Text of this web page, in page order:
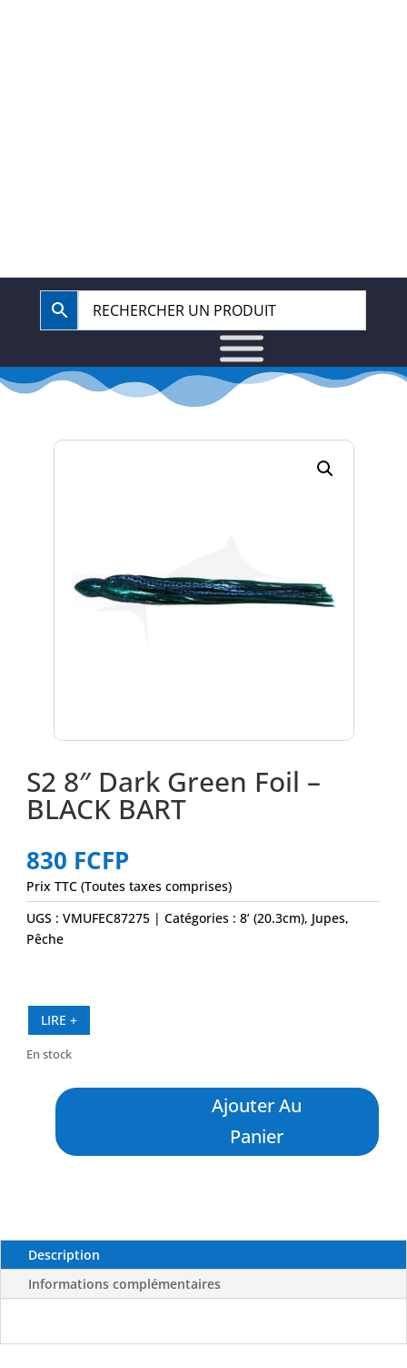
S2 8″ Dark Green Foil –
BLACK BART
830 FCFP
Prix TTC (Toutes taxes comprises)
UGS :VMUFEC87275 Catégories :8’ (20.3cm), Jupes,
Pêche
LIRE +
En stock
quantité
BLACK
BART
Ajouter Au
Panier
Description
Informations complémentaires